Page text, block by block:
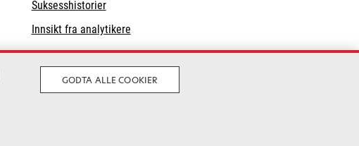
Suksesshistorier
Innsikt fra analytikere
GODTA ALLE COOKIER